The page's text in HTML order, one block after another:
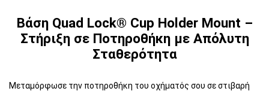
Βάση Quad Lock® Cup Holder Mount –
Στήριξη σε Ποτηροθήκη με Απόλυτη
Σταθερότητα
Μεταμόρφωσε την ποτηροθήκη του οχήματός σου σε στιβαρή